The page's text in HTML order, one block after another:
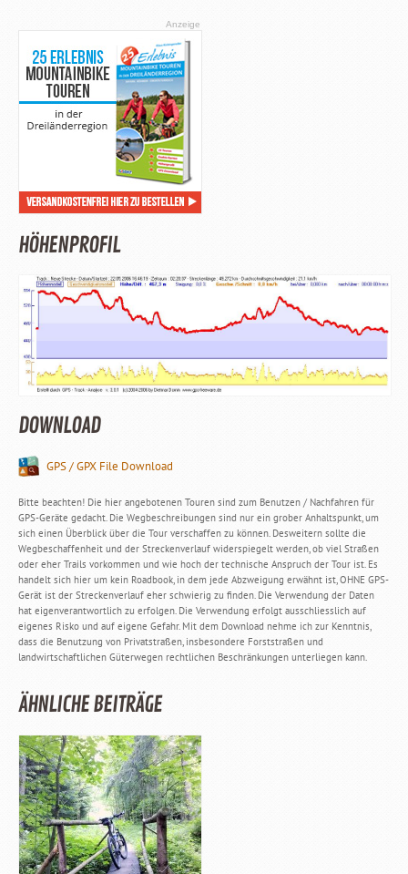
Anzeige
HÖHENPROFIL
DOWNLOAD
GPS / GPX File Download
Bitte beachten! Die hier angebotenen Touren sind zum Benutzen / Nachfahren für
GPS-Geräte gedacht. Die Wegbeschreibungen sind nur ein grober Anhaltspunkt, um
sich einen Überblick über die Tour verschaffen zu können. Desweitern sollte die
Wegbeschaffenheit und der Streckenverlauf widerspiegelt werden, ob viel Straßen
oder eher Trails vorkommen und wie hoch der technische Anspruch der Tour ist. Es
handelt sich hier um kein Roadbook, in dem jede Abzweigung erwähnt ist, OHNE GPS-
Gerät ist der Streckenverlauf eher schwierig zu finden. Die Verwendung der Daten
hat eigenverantwortlich zu erfolgen. Die Verwendung erfolgt ausschliesslich auf
eigenes Risko und auf eigene Gefahr. Mit dem Download nehme ich zur Kenntnis,
dass die Benutzung von Privatstraßen, insbesondere Forststraßen und
landwirtschaftlichen Güterwegen rechtlichen Beschränkungen unterliegen kann.
ÄHNLICHE BEITRÄGE